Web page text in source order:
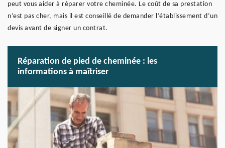
peut vous aider à réparer votre cheminée. Le coût de sa prestation
n’est pas cher, mais il est conseillé de demander l’établissement d’un
devis avant de signer un contrat.
Réparation de pied de cheminée : les
informations à maîtriser